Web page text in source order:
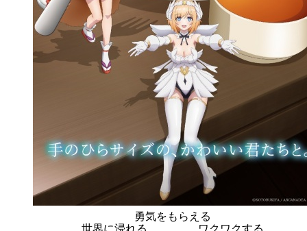
勇気をもらえる
ワクワクする
世界に浸れる